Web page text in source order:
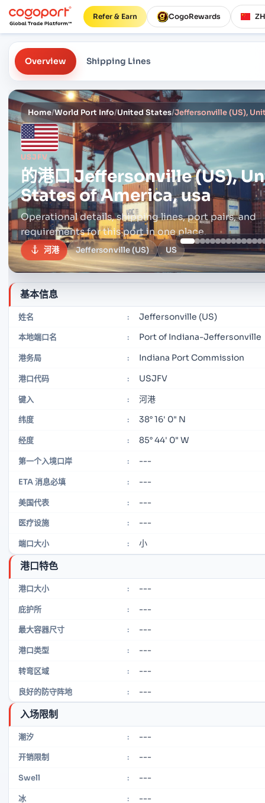
Refer & Earn CogoRewards
Overview Shipping Lines
Home/World Port Info/United States/Jeffersonville (US),
USJFV
的港口Jeffersonville (US),
States of America, usa
Operational details, shipping lines, port pairs, and
requirements for this port in one place.
河港 Jeffersonville (US) US
基本信息
姓名 : Jeffersonville (US)
本地端口名 : Port of Indiana-Jeffersonville
港务局 : Indiana Port Commission
港口代码 : USJFV
键入 : 河港
纬度 : 38° 16' 0" N
经度 : 85° 44' 0" W
第一个入境口岸 : ---
ETA 消息必填 : ---
美国代表 : ---
医疗设施 : ---
端口大小 : 小
港口特色
港口大小 : ---
庇护所 : ---
最大容器尺寸 : ---
港口类型 : ---
转弯区域 : ---
良好的防守阵地 : ---
入场限制
潮汐 : ---
开销限制 : ---
Swell : ---
冰 : ---